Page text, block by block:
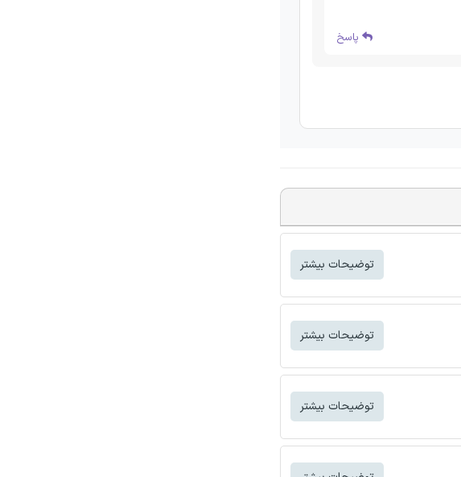
پاسخ
توضیحات بیشتر
توضیحات بیشتر
توضیحات بیشتر